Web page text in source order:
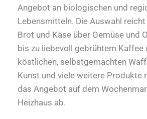
Angebot an biologischen und
Lebensmitteln. Die Auswahl
Brot und Käse über Gemüse und
bis zu liebevoll gebrühtem Kaffee
köstlichen, selbstgemachten
Kunst und viele weitere Produkte
das Angebot auf dem
Heizhaus ab.